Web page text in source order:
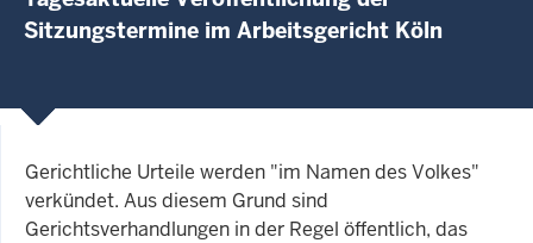
Sitzungstermine im Arbeitsgericht Köln
Gerichtliche Urteile werden "im Namen des Volkes"
verkündet. Aus diesem Grund sind
Gerichtsverhandlungen in der Regel öffentlich, das